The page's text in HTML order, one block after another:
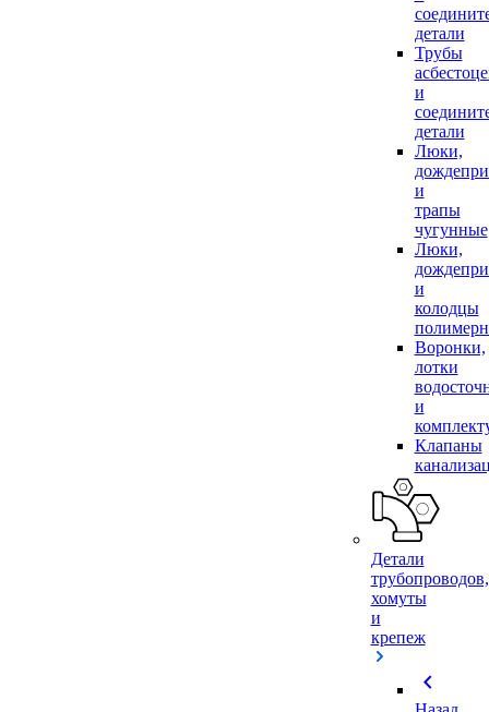
детали
Трубы
и
детали
Люки,
и
трапы
чугунные
Люки,
и
колодцы
Воронки,
лотки
и
Клапаны
Детали
трубопроводов,
хомуты
и
крепеж
chevron_left